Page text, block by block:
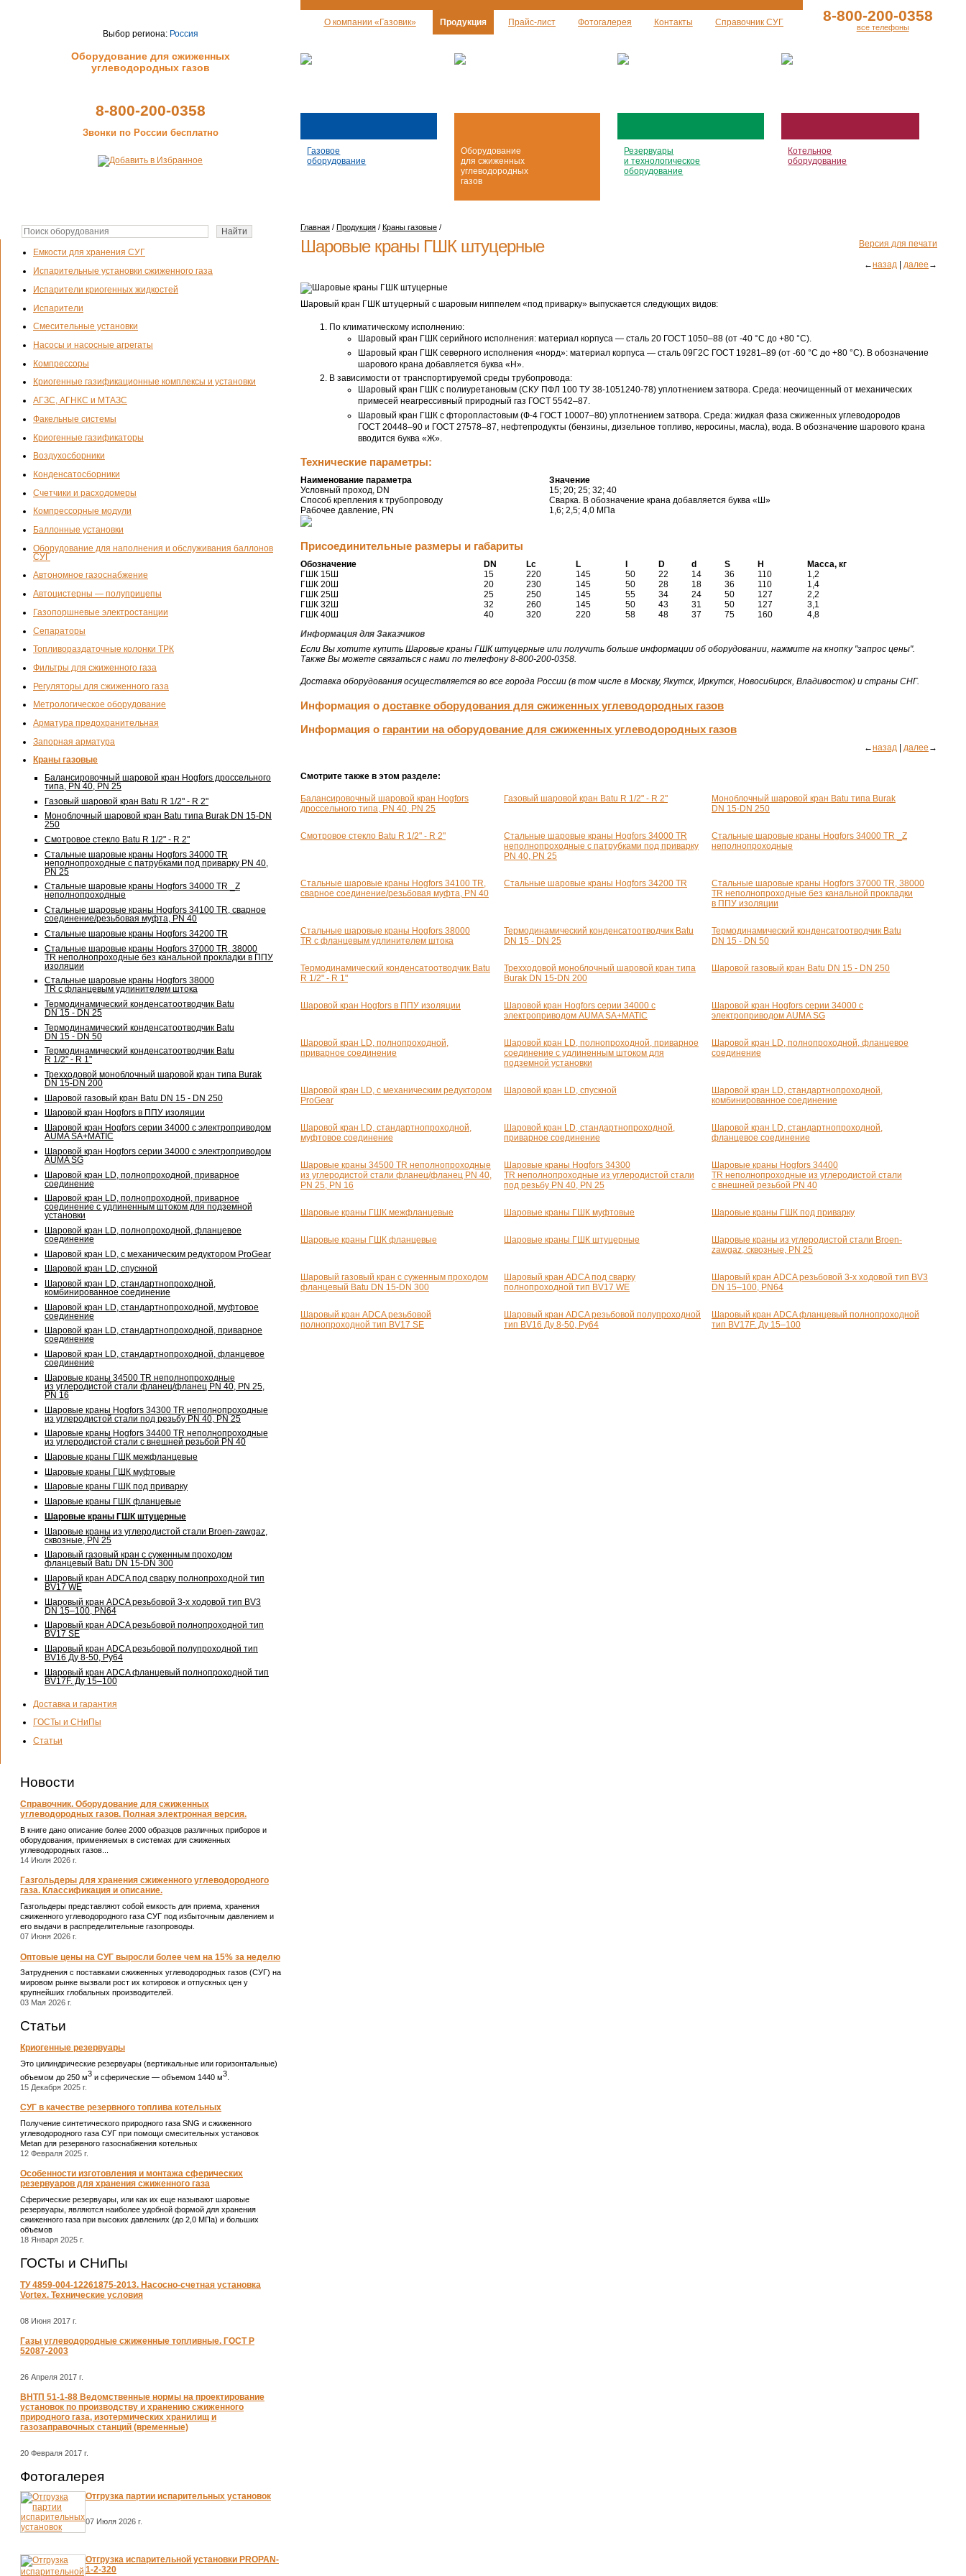
Выбор региона: Россия
Оборудование для сжиженных
углеводородных газов
8-800-200-0358
Звонки по России бесплатно
О компании «Газовик» Продукция Прайс-лист Фотогалерея Контакты Справочник СУГ 8-800-200-0358
все телефоны
Газовое
оборудование
Оборудование
для сжиженных
углеводородных
газов
Резервуары
и технологическое
оборудование
Котельное
оборудование
Емкости для хранения СУГ
Испарительные установки сжиженного газа
Испарители криогенных жидкостей
Испарители
Смесительные установки
Насосы и насосные агрегаты
Компрессоры
Криогенные газификационные комплексы и установки
АГЗС, АГНКС и МТАЗС
Факельные системы
Криогенные газификаторы
Воздухосборники
Конденсатосборники
Счетчики и расходомеры
Компрессорные модули
Баллонные установки
Оборудование для наполнения и обслуживания баллонов
СУГ
Автономное газоснабжение
Автоцистерны — полуприцепы
Газопоршневые электростанции
Сепараторы
Топливораздаточные колонки ТРК
Фильтры для сжиженного газа
Регуляторы для сжиженного газа
Метрологическое оборудование
Арматура предохранительная
Запорная арматура
Краны газовые
Балансировочный шаровой кран Hogfors дроссельного
типа, PN 40, PN 25
Газовый шаровой кран Batu R 1/2" - R 2"
Моноблочный шаровой кран Batu типа Burak DN 15-DN
250
Смотровое стекло Batu R 1/2" - R 2"
Стальные шаровые краны Hogfors 34000 TR
неполнопроходные с патрубками под приварку PN 40,
PN 25
Стальные шаровые краны Hogfors 34000 TR _Z
неполнопроходные
Стальные шаровые краны Hogfors 34100 TR, сварное
соединение/резьбовая муфта, PN 40
Стальные шаровые краны Hogfors 34200 TR
Стальные шаровые краны Hogfors 37000 TR, 38000
TR неполнопроходные без канальной прокладки в ППУ
изоляции
Стальные шаровые краны Hogfors 38000
TR с фланцевым удлинителем штока
Термодинамический конденсатоотводчик Batu
DN 15 - DN 25
Термодинамический конденсатоотводчик Batu
DN 15 - DN 50
Термодинамический конденсатоотводчик Batu
R 1/2" - R 1"
Трехходовой моноблочный шаровой кран типа Burak
DN 15-DN 200
Шаровой газовый кран Batu DN 15 - DN 250
Шаровой кран Hogfors в ППУ изоляции
Шаровой кран Hogfors серии 34000 с электроприводом
AUMA SA+MATIC
Шаровой кран Hogfors серии 34000 с электроприводом
AUMA SG
Шаровой кран LD, полнопроходной, приварное
соединение
Шаровой кран LD, полнопроходной, приварное
соединение с удлиненным штоком для подземной
установки
Шаровой кран LD, полнопроходной, фланцевое
соединение
Шаровой кран LD, с механическим редуктором ProGear
Шаровой кран LD, спускной
Шаровой кран LD, стандартнопроходной,
комбинированное соединение
Шаровой кран LD, стандартнопроходной, муфтовое
соединение
Шаровой кран LD, стандартнопроходной, приварное
соединение
Шаровой кран LD, стандартнопроходной, фланцевое
соединение
Шаровые краны 34500 TR неполнопроходные
из углеродистой стали фланец/фланец PN 40, PN 25,
PN 16
Шаровые краны Hogfors 34300 TR неполнопроходные
из углеродистой стали под резьбу PN 40, PN 25
Шаровые краны Hogfors 34400 TR неполнопроходные
из углеродистой стали с внешней резьбой PN 40
Шаровые краны ГШК межфланцевые
Шаровые краны ГШК муфтовые
Шаровые краны ГШК под приварку
Шаровые краны ГШК фланцевые
Шаровые краны ГШК штуцерные
Шаровые краны из углеродистой стали Broen-zawgaz,
сквозные, PN 25
Шаровый газовый кран с суженным проходом
фланцевый Batu DN 15-DN 300
Шаровый кран ADCA под сварку полнопроходной тип
BV17 WE
Шаровый кран ADCA резьбовой 3-х ходовой тип BV3
DN 15–100, PN64
Шаровый кран ADCA резьбовой полнопроходной тип
BV17 SE
Шаровый кран ADCA резьбовой полупроходной тип
BV16 Ду 8-50, Pу64
Шаровый кран ADCA фланцевый полнопроходной тип
BV17F. Ду 15–100
Доставка и гарантия
ГОСТы и СНиПы
Статьи
Новости
Справочник. Оборудование для сжиженных
углеводородных газов. Полная электронная версия.
В книге дано описание более 2000 образцов различных приборов и
оборудования, применяемых в системах для сжиженных
углеводородных газов...
14 Июля 2026 г.
Газгольдеры для хранения сжиженного углеводородного
газа. Классификация и описание.
Газгольдеры представляют собой емкость для приема, хранения
сжиженного углеводородного газа СУГ под избыточным давлением и
его выдачи в распределительные газопроводы.
07 Июня 2026 г.
Оптовые цены на СУГ выросли более чем на 15% за неделю
Затруднения с поставками сжиженных углеводородных газов (СУГ) на
мировом рынке вызвали рост их котировок и отпускных цен у
крупнейших глобальных производителей.
03 Мая 2026 г.
Статьи
Криогенные резервуары
Это цилиндрические резервуары (вертикальные или горизонтальные)
объемом до 250 м3 и сферические ― объемом 1440 м3
15 Декабря 2025 г.
СУГ в качестве резервного топлива котельных
Получение синтетического природного газа SNG и сжиженного
углеводородного газа СУГ при помощи смесительных установок
Metan для резервного газоснабжения котельных
12 Февраля 2025 г.
Особенности изготовления и монтажа сферических
резервуаров для хранения сжиженного газа
Сферические резервуары, или как их еще называют шаровые
резервуары, являются наиболее удобной формой для хранения
сжиженного газа при высоких давлениях (до 2,0 МПа) и больших
объемов
18 Января 2025 г.
ГОСТы и СНиПы
ТУ 4859-004-12261875-2013. Насосно-счетная установка
Vortex. Технические условия
08 Июня 2017 г.
Газы углеводородные сжиженные топливные. ГОСТ Р
52087-2003
26 Апреля 2017 г.
ВНТП 51-1-88 Ведомственные нормы на проектирование
установок по производству и хранению сжиженного
природного газа, изотермических хранилищ и
газозаправочных станций (временные)
20 Февраля 2017 г.
Фотогалерея
Отгрузка партии испарительных установок
07 Июля 2026 г.
Отгрузка испарительной установки PROPAN-
1-2-320
Главная / Продукция / Краны газовые /
Версия для печати
Шаровые краны ГШК штуцерные
←назад далее →
Шаровый кран ГШК штуцерный с шаровым ниппелем «под приварку» выпускается следующих видов:
По климатическому исполнению:
Шаровый кран ГШК серийного исполнения: материал корпуса — сталь 20 ГОСТ 1050–88 (от -40 °C до +80 °C).
Шаровый кран ГШК северного исполнения «норд»: материал корпуса — сталь 09Г2С ГОСТ 19281–89 (от -60 °C до +80 °C). В обозначение
шарового крана добавляется буква «Н».
В зависимости от транспортируемой среды трубопровода:
Шаровый кран ГШК с полиуретановым (СКУ ПФЛ 100 ТУ 38-1051240-78) уплотнением затвора. Среда: неочищенный от механических
примесей неагрессивный природный газ ГОСТ 5542–87.
Шаровый кран ГШК с фторопластовым (Ф-4 ГОСТ 10007–80) уплотнением затвора. Среда: жидкая фаза сжиженных углеводородов
ГОСТ 20448–90 и ГОСТ 27578–87, нефтепродукты (бензины, дизельное топливо, керосины, масла), вода. В обозначение шарового крана
вводится буква «Ж».
Технические параметры:
Наименование параметра
Значение
Условный проход, DN
15; 20; 25; 32; 40
Способ крепления к трубопроводу
Сварка. В обозначение крана добавляется буква «Ш»
Рабочее давление, PN
1,6; 2,5; 4,0 МПа
Присоединительные размеры и габариты
Обозначение DN Lc L D d S H
Масса, кг
ГШК 15Ш
15 220 145 50 22 14 36 110
1,2
ГШК 20Ш
20 230 145 50 28 18 36 110
1,4
ГШК 25Ш
25 250 145 55 34 24 50 127
2,2
ГШК 32Ш
32 260 145 50 43 31 50 127
3,1
ГШК 40Ш
40 320 220 58 48 37 75 160
4,8
Информация для Заказчиков
Если Вы хотите купить Шаровые краны ГШК штуцерные или получить больше информации об оборудовании, нажмите на кнопку "запрос цены".
Также Вы можете связаться с нами по телефону 8-800-200-0358.
Доставка оборудования осуществляется во все города России (в том числе в Москву, Якутск, Иркутск, Новосибирск, Владивосток) и страны СНГ.
Информация о доставке оборудования для сжиженных углеводородных газов
Информация о гарантии на оборудование для сжиженных углеводородных газов
←назад далее →
Смотрите также в этом разделе:
Балансировочный шаровой кран Hogfors
дроссельного типа, PN 40, PN 25
Газовый шаровой кран Batu R 1/2" - R 2"
Моноблочный шаровой кран Batu типа Burak
DN 15-DN 250
Смотровое стекло Batu R 1/2" - R 2"
Стальные шаровые краны Hogfors 34000 TR
неполнопроходные с патрубками под приварку
PN 40, PN 25
Стальные шаровые краны Hogfors 34000 TR _Z
неполнопроходные
Стальные шаровые краны Hogfors 34100 TR,
сварное соединение/резьбовая муфта, PN 40
Стальные шаровые краны Hogfors 34200 TR
Стальные шаровые краны Hogfors 37000 TR, 38000
TR неполнопроходные без канальной прокладки
в ППУ изоляции
Стальные шаровые краны Hogfors 38000
TR с фланцевым удлинителем штока
Термодинамический конденсатоотводчик Batu
DN 15 - DN 25
Термодинамический конденсатоотводчик Batu
DN 15 - DN 50
Термодинамический конденсатоотводчик Batu
R 1/2" - R 1"
Трехходовой моноблочный шаровой кран типа
Burak DN 15-DN 200
Шаровой газовый кран Batu DN 15 - DN 250
Шаровой кран Hogfors в ППУ изоляции
Шаровой кран Hogfors серии 34000 с
электроприводом AUMA SA+MATIC
Шаровой кран Hogfors серии 34000 с
электроприводом AUMA SG
Шаровой кран LD, полнопроходной,
приварное соединение
Шаровой кран LD, полнопроходной, приварное
соединение с удлиненным штоком для
подземной установки
Шаровой кран LD, полнопроходной, фланцевое
соединение
Шаровой кран LD, с механическим редуктором
ProGear
Шаровой кран LD, спускной
Шаровой кран LD, стандартнопроходной,
комбинированное соединение
Шаровой кран LD, стандартнопроходной,
муфтовое соединение
Шаровой кран LD, стандартнопроходной,
приварное соединение
Шаровой кран LD, стандартнопроходной,
фланцевое соединение
Шаровые краны 34500 TR неполнопроходные
из углеродистой стали фланец/фланец PN 40,
PN 25, PN 16
Шаровые краны Hogfors 34300
TR неполнопроходные из углеродистой стали
под резьбу PN 40, PN 25
Шаровые краны Hogfors 34400
TR неполнопроходные из углеродистой стали
с внешней резьбой PN 40
Шаровые краны ГШК межфланцевые Шаровые краны ГШК муфтовые Шаровые краны ГШК под приварку
Шаровые краны ГШК фланцевые Шаровые краны ГШК штуцерные
Шаровые краны из углеродистой стали Broen-
zawgaz, сквозные, PN 25
Шаровый газовый кран с суженным проходом
фланцевый Batu DN 15-DN 300
Шаровый кран ADCA под сварку
полнопроходной тип BV17 WE
Шаровый кран ADCA резьбовой 3-х ходовой тип BV3
DN 15–100, PN64
Шаровый кран ADCA резьбовой
полнопроходной тип BV17 SE
Шаровый кран ADCA резьбовой полупроходной
тип BV16 Ду 8-50, Pу64
Шаровый кран ADCA фланцевый полнопроходной
тип BV17F. Ду 15–100